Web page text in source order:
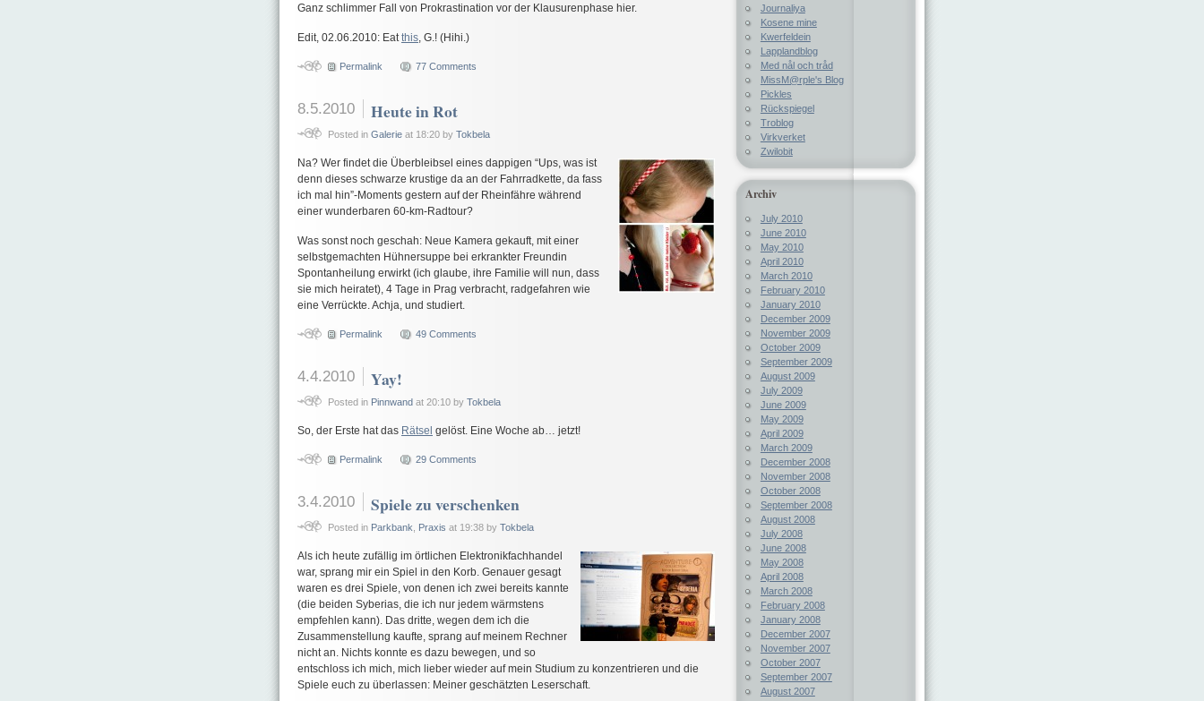
Ganz schlimmer Fall von Prokrastination vor der Klausurenphase hier.
Edit, 02.06.2010: Eatthis, G.! (Hihi.)
Permalink 77 Comments
8.5.2010 Heute in Rot
Posted in Galerieat 18:20 by Tokbela
Na? Wer findet die Überbleibsel eines dappigen “Ups, was ist
denn dieses schwarze krustige da an der Fahrradkette, da fass
ich mal hin”-Moments gestern auf der Rheinfähre während
einer wunderbaren 60-km-Radtour?
Was sonst noch geschah: Neue Kamera gekauft, mit einer
selbstgemachten Hühnersuppe bei erkrankter Freundin
Spontanheilung erwirkt (ich glaube, ihre Familie will nun, dass
sie mich heiratet), 4 Tage in Prag verbracht, radgefahren wie
eine Verrückte. Achja, und studiert.
Permalink 49 Comments
4.4.2010 Yay!
Posted in Pinnwand at 20:10 by Tokbela
So, der Erste hat das Rätsel gelöst. Eine Woche ab… jetzt!
Permalink 29 Comments
3.4.2010 Spiele zu verschenken
Posted in Parkbank Praxis at 19:38 by Tokbela
Als ich heute zufällig im örtlichen Elektronikfachhandel
war, sprang mir ein Spiel in den Korb. Genauer gesagt
waren es drei Spiele, von denen ich zwei bereits kannte
(die beiden Syberias, die ich nur jedem wärmstens
empfehlen kann). Das dritte, wegen dem ich die
Zusammenstellung kaufte, sprang auf meinem Rechner
nicht an. Nichts konnte es dazu bewegen, und so
entschloss ich mich, mich lieber wieder auf mein Studium zu konzentrieren und die
Spiele euch zu überlassen: Meiner geschätzten Leserschaft.
Journaliya
Kosene mine
Kwerfeldein
Lapplandblog
Med nål och tråd
MissM@rple's Blog
Pickles
Rückspiegel
Troblog
Virkverket
Zwilobit
Archiv
July 2010
June 2010
May 2010
April 2010
March 2010
February 2010
January 2010
December 2009
November 2009
October 2009
September 2009
August 2009
July 2009
June 2009
May 2009
April 2009
March 2009
December 2008
November 2008
October 2008
September 2008
August 2008
July 2008
June 2008
May 2008
April 2008
March 2008
February 2008
January 2008
December 2007
November 2007
October 2007
September 2007
August 2007